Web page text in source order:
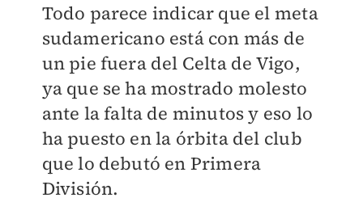
Todo parece indicar que el meta
sudamericano está con más de
un pie fuera del Celta de Vigo,
ya que se ha mostrado molesto
ante la falta de minutos y eso lo
ha puesto en la órbita del club
que lo debutó en Primera
División.